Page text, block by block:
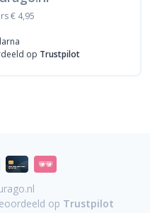
€ 4,95
op Trustpilot
op Trustpilot